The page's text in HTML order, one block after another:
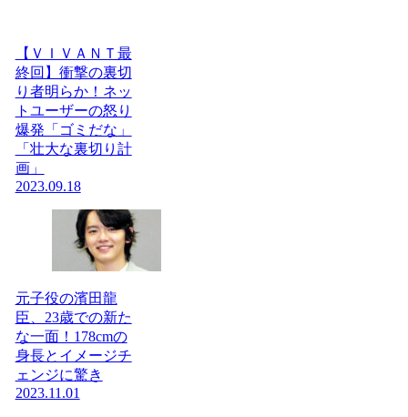
【ＶＩＶＡＮＴ最
終回】衝撃の裏切
り者明らか！ネッ
トユーザーの怒り
爆発「ゴミだな」
「壮大な裏切り計
画」
2023.09.18
元子役の濱田龍
臣、23歳での新た
な一面！178cmの
身長とイメージチ
ェンジに驚き
2023.11.01